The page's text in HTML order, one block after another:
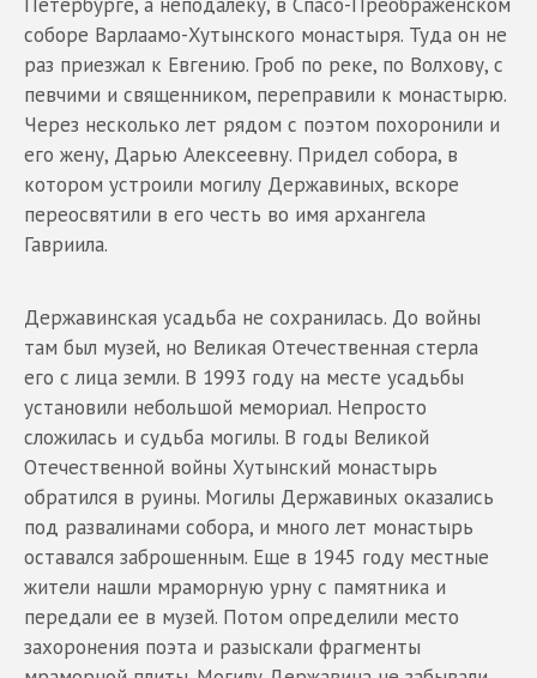
Петербурге, а неподалеку, в Спасо-Преображенском
соборе Варлаамо-Хутынского монастыря. Туда он не
раз приезжал к Евгению. Гроб по реке, по Волхову, с
певчими и священником, переправили к монастырю.
Через несколько лет рядом с поэтом похоронили и
его жену, Дарью Алексеевну. Придел собора, в
котором устроили могилу Державиных, вскоре
переосвятили в его честь во имя архангела
Гавриила.
Державинская усадьба не сохранилась. До войны
там был музей, но Великая Отечественная стерла
его с лица земли. В 1993 году на месте усадьбы
установили небольшой мемориал. Непросто
сложилась и судьба могилы. В годы Великой
Отечественной войны Хутынский монастырь
обратился в руины. Могилы Державиных оказались
под развалинами собора, и много лет монастырь
оставался заброшенным. Еще в 1945 году местные
жители нашли мраморную урну с памятника и
передали ее в музей. Потом определили место
захоронения поэта и разыскали фрагменты